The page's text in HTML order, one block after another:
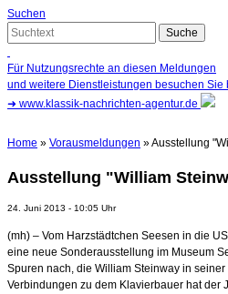
Suchen
Für Nutzungsrechte an diesen Meldungen
und weitere Dienstleistungen besuchen Sie
➜ www.klassik-nachrichten-agentur.de
Home » Vorausmeldungen » Ausstellung
Ausstellung "William
24. Juni 2013 - 10:05 Uhr
(mh) – Vom Harzstädtchen Seesen in die
eine neue Sonderausstellung im Museum
Spuren nach, die William Steinway in
Verbindungen zu dem Klavierbauer hat der